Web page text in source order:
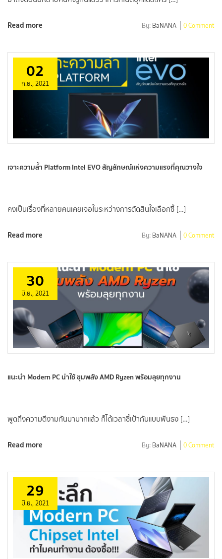
Read more By: BaNANA 0 Comment
02
ก.ย., 2021
เจาะความล้ำ Platform Intel EVO สัญลักษณ์แห่งความแรงที่คุณวางใจ
คงเป็นเรื่องที่หลายคนเคยเจอในระหว่างการตัดสินใจเลือกซื้ […]
Read more By: BaNANA 0 Comment
30
มิ.ย., 2021
แนะนำ Modern PC น่าใช้ ขุมพลัง AMD Ryzen พร้อมลุยทุกงาน
พูดถึงความดีงามกันมามากแล้ว ก็ได้เวลาชี้เป้ากันแบบฟันธง […]
Read more By: BaNANA 0 Comment
29
มิ.ย., 2021